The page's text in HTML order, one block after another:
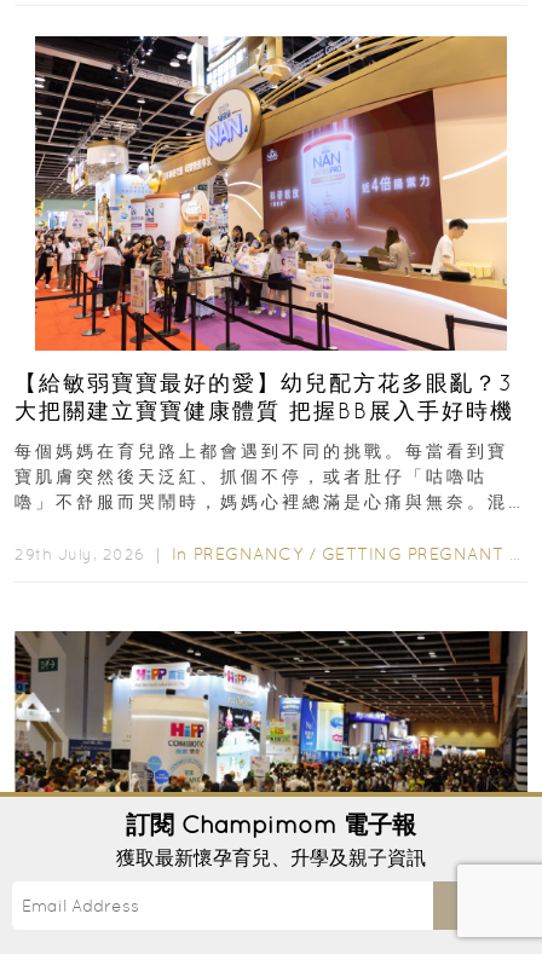
【給敏弱寶寶最好的愛】幼兒配方花多眼亂？3
大把關建立寶寶健康體質 把握BB展入手好時機
每個媽媽在育兒路上都會遇到不同的挑戰。每當看到寶
寶肌膚突然後天泛紅、抓個不停，或者肚仔「咕嚕咕
嚕」不舒服而哭鬧時，媽媽心裡總滿是心痛與無奈。混
29th July, 2026 ｜ In PREGNANCY / GETTING PREGNANT
訂閱 Champimom 電子報
獲取最新懷孕育兒、升學及親子資訊